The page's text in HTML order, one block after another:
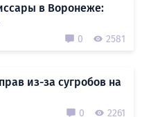
в Воронеже:
0 2581
из-за сугробов на
0 2261